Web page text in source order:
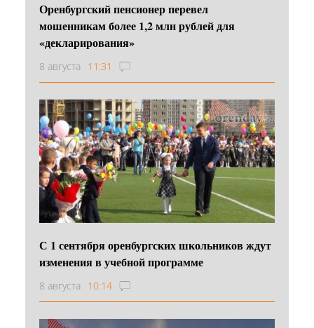
Оренбургский пенсионер перевел
мошенникам более 1,2 млн рублей для
«декларирования»
8 августа 11:31
С 1 сентября оренбургских школьников ждут
изменения в учебной программе
8 августа 10:14